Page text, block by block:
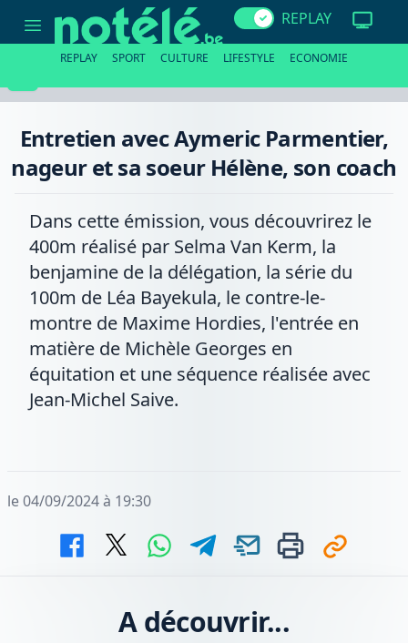
Aymeric
sa
REPLAY
REPLAY SPORT CULTURE LIFESTYLE ECONOMIE
Entretien avec Aymeric Parmentier,
nageur et sa soeur Hélène, son coach
Dans cette émission, vous découvrirez le
400m réalisé par Selma Van Kerm, la
benjamine de la délégation, la série du
100m de Léa Bayekula, le contre-le-
montre de Maxime Hordies, l'entrée en
matière de Michèle Georges en
équitation et une séquence réalisée avec
Jean-Michel Saive.
le 04/09/2024 à 19:30
A découvrir...